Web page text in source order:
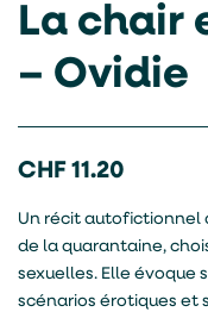
La chair
– Ovidie
CHF 11.20
Un récit autofictionnel
de la quarantaine,
sexuelles. Elle évoque
scénarios érotiques et